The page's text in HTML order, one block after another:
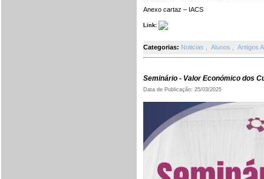
Anexo cartaz – IACS
Link:
Categorias: Noticias Alunos Antigos
Seminário - Valor Económico dos
Data de Publicação: 25/03/2025